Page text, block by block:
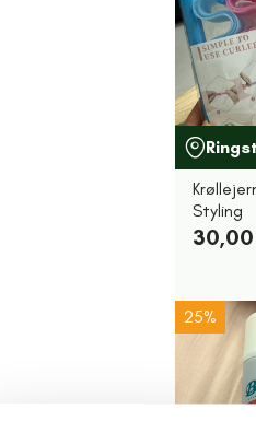
Styling
25%